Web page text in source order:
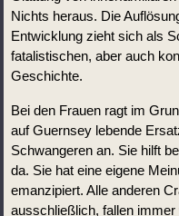
Nichts heraus. Die
Entwicklung zieht sich als
fatalistischen, aber auch
Geschichte.
Bei den Frauen ragt im
auf Guernsey lebende
Schwangeren an. Sie hilft
da. Sie hat eine eigene
emanzipiert. Alle anderen
ausschließlich, fallen